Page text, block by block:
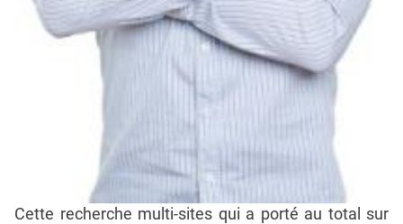
Cette recherche multi-sites qui a porté au total sur